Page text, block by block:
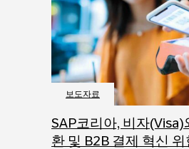
보도자료
SAP코리아, 비자(Visa)
환 및 B2B 결제 혁신 위